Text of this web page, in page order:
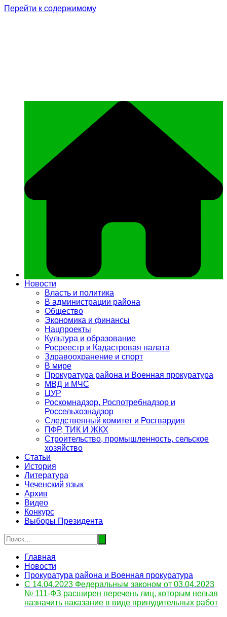
Перейти к содержимому
Новости
Власть и политика
В администрации района
Общество
Экономика и финансы
Нацпроекты
Культура и образование
Росреестр и Кадастровая палата
Здравоохранение и спорт
В мире
Прокуратура района и Военная прокуратура
МВД и МЧС
ЦУР
Роскомнадзор, Роспотребнадзор и
Россельхознадзор
Следственный комитет и Росгвардия
ПФР, ТИК И ЖКХ
Строительство, промышленность, сельское
хозяйство
Статьи
История
Литература
Чеченский язык
Архив
Видео
Конкурс
Выборы Президента
Главная
Новости
Прокуратура района и Военная прокуратура
С 14.04.2023 Федеральным законом от 03.04.2023
№ 111-ФЗ расширен перечень лиц, которым нельзя
назначить наказание в виде принудительных работ